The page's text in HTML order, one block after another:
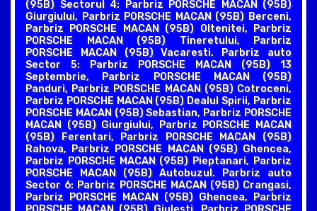
(95B) Sectorul 4: Parbriz PORSCHE MACAN (95B)
Giurgiului, Parbriz PORSCHE MACAN (95B) Berceni,
Parbriz PORSCHE MACAN (95B) Oltenitei, Parbriz
PORSCHE MACAN (95B) Tineretului, Parbriz
PORSCHE MACAN (95B) Vacaresti. Parbriz auto
Sector 5: Parbriz PORSCHE MACAN (95B) 13
Septembrie, Parbriz PORSCHE MACAN (95B)
Panduri, Parbriz PORSCHE MACAN (95B) Cotroceni,
Parbriz PORSCHE MACAN (95B) Dealul Spirii, Parbriz
PORSCHE MACAN (95B) Sebastian, Parbriz PORSCHE
MACAN (95B) Giurgiului, Parbriz PORSCHE MACAN
(95B) Ferentari, Parbriz PORSCHE MACAN (95B)
Rahova, Parbriz PORSCHE MACAN (95B) Ghencea,
Parbriz PORSCHE MACAN (95B) Pieptanari, Parbriz
PORSCHE MACAN (95B) Autobuzul. Parbriz auto
Sector 6: Parbriz PORSCHE MACAN (95B) Crangasi,
Parbriz PORSCHE MACAN (95B) Ghencea, Parbriz